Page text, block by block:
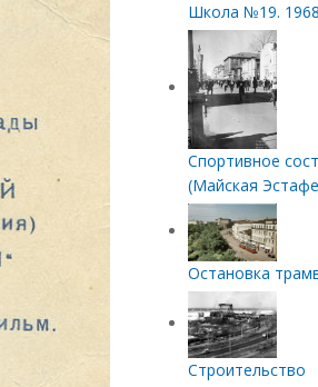
Школа №19.
Спортивное
(Майская
Остановка
Строительство